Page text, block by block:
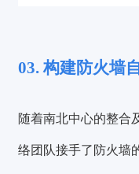
03. 构建防火墙
随着南北中心的整合
络团队接手了防火墙